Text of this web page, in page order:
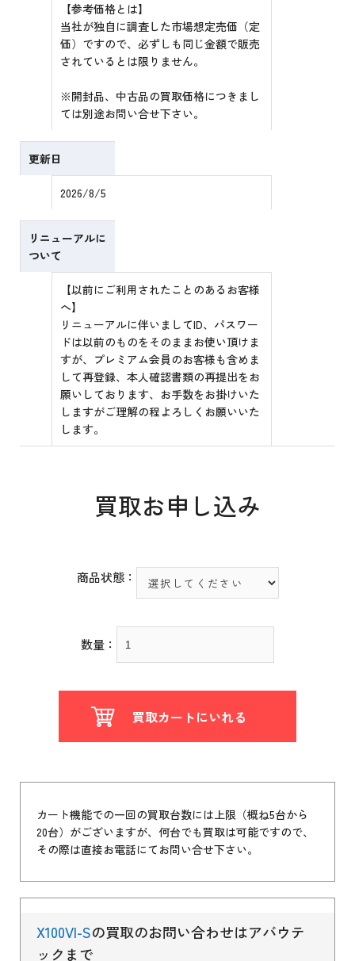
【参考価格とは】
当社が独自に調査した市場想定売価（定
価）ですので、必ずしも同じ金額で販売
されているとは限りません。
※開封品、中古品の買取価格につきまし
ては別途お問い合せ下さい。
更新日
2026/8/5
リニューアルに
ついて
【以前にご利用されたことのあるお客様
へ】
リニューアルに伴いましてID、パスワー
ドは以前のものをそのままお使い頂けま
すが、プレミアム会員のお客様も含めま
して再登録、本人確認書類の再提出をお
願いしております、お手数をお掛けいた
しますがご理解の程よろしくお願いいた
します。
買取お申し込み
商品状態：
数量：
買取カートにいれる
カート機能での一回の買取台数には上限（概ね5台から
20台）がございますが、何台でも買取は可能ですので、
その際は直接お電話にてお問い合せ下さい。
X100VI-Sの買取のお問い合わせはアバウテ
ックまで